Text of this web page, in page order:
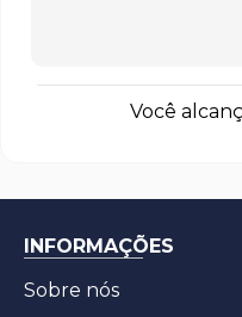
Você
INFORMAÇÕES
Sobre nós